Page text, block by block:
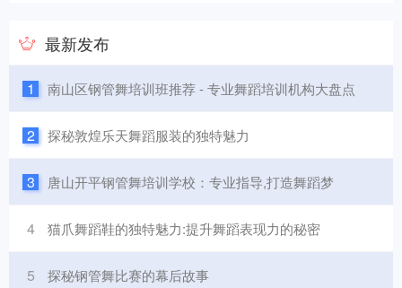
最新发布
1 南山区钢管舞培训班推荐 - 专业舞蹈培训机构大盘点
2 探秘敦煌乐天舞蹈服装的独特魅力
3 唐山开平钢管舞培训学校：专业指导,打造舞蹈梦
4 猫爪舞蹈鞋的独特魅力:提升舞蹈表现力的秘密
5 探秘钢管舞比赛的幕后故事